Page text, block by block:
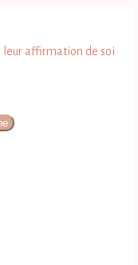
leur affirmation de soi